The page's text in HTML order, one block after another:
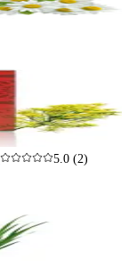
5.0 (2)